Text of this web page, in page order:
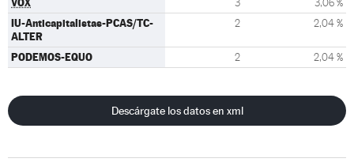
3 3,06 %
IU-Anticapitalistas-PCAS/TC-
ALTER
2 2,04 %
PODEMOS-EQUO 2 2,04 %
Descárgate los datos en xml